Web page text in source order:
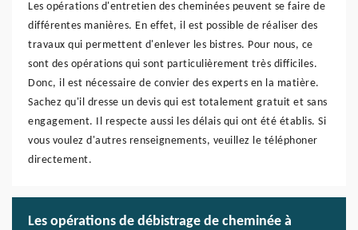
Les opérations d'entretien des cheminées peuvent se faire de
différentes manières. En effet, il est possible de réaliser des
travaux qui permettent d'enlever les bistres. Pour nous, ce
sont des opérations qui sont particulièrement très difficiles.
Donc, il est nécessaire de convier des experts en la matière.
Sachez qu'il dresse un devis qui est totalement gratuit et sans
engagement. Il respecte aussi les délais qui ont été établis. Si
vous voulez d'autres renseignements, veuillez le téléphoner
directement.
Les opérations de débistrage de cheminée à